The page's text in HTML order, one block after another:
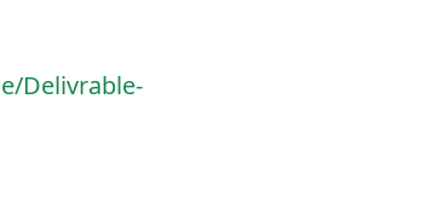
Delivrable-